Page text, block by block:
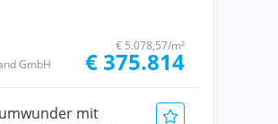
GmbH
€ 5.078,57/m²
€ 375.814
mit